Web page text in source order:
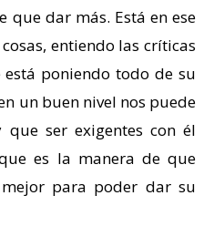
que dar más. Está en ese
entiendo las críticas
poniendo todo de su
un buen nivel nos puede
que ser exigentes con él
es la manera de que
para poder dar su